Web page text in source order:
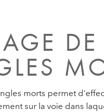
morts permet
sur la voie dans